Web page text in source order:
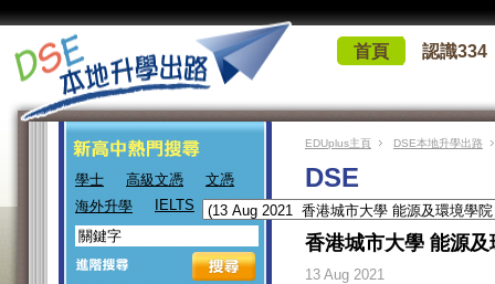
首頁 認識334
學士 高級文憑
文憑
海外升學
IELTS
EDUplus主頁 DSE本地升學出路
DSE
香港城市大學 能源及
13 Aug 2021